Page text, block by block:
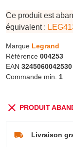
Ce produit est
équivalent :
Marque Legrand
Référence 004253
EAN 3245060042530
Commande min. 1
PRODUIT
Livraison